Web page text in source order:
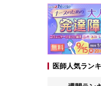
医師人気ラン